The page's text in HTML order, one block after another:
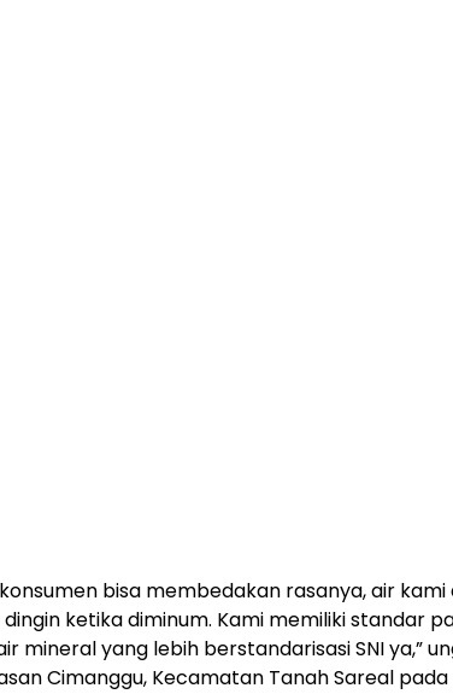
bisa membedakan rasanya, air
ketika diminum. Kami memiliki standar
mineral yang lebih berstandarisasi SNI ya,”
Cimanggu, Kecamatan Tanah Sareal pada